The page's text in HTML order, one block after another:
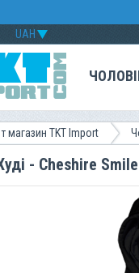
UAH
магазин TKT Import
- Cheshire